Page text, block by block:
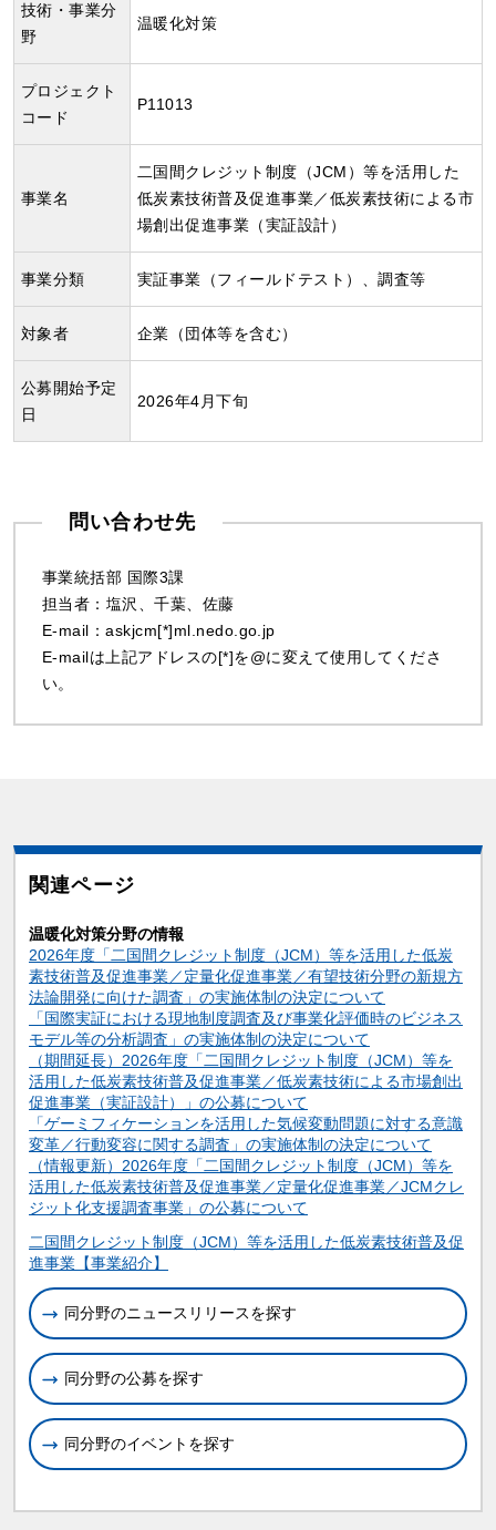
技術・事業分
野
温暖化対策
プロジェクト
コード
P11013
事業名
二国間クレジット制度（JCM）等を活用した
低炭素技術普及促進事業／低炭素技術による市
場創出促進事業（実証設計）
事業分類 実証事業（フィールドテスト）、調査等
対象者 企業（団体等を含む）
公募開始予定
日
2026年4月下旬
問い合わせ先
事業統括部 国際3課
担当者：塩沢、千葉、佐藤
E-mail：askjcm[*]ml.nedo.go.jp
E-mailは上記アドレスの[*]を@に変えて使用してくださ
い。
関連ページ
温暖化対策分野の情報
2026年度「二国間クレジット制度（JCM）等を活用した低炭
素技術普及促進事業／定量化促進事業／有望技術分野の新規方
法論開発に向けた調査」の実施体制の決定について
「国際実証における現地制度調査及び事業化評価時のビジネス
モデル等の分析調査」の実施体制の決定について
（期間延長）2026年度「二国間クレジット制度（JCM）等を
活用した低炭素技術普及促進事業／低炭素技術による市場創出
促進事業（実証設計）」の公募について
「ゲーミフィケーションを活用した気候変動問題に対する意識
変革／行動変容に関する調査」の実施体制の決定について
（情報更新）2026年度「二国間クレジット制度（JCM）等を
活用した低炭素技術普及促進事業／定量化促進事業／JCMクレ
ジット化支援調査事業」の公募について
関連情報
二国間クレジット制度（JCM）等を活用した低炭素技術普及促
進事業【事業紹介】
同分野のニュースリリースを探す
同分野の公募を探す
同分野のイベントを探す